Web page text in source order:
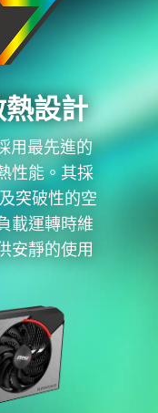
熱設計
用最先進的
性能。其採
突破性的空
載運轉時維
安靜的使用